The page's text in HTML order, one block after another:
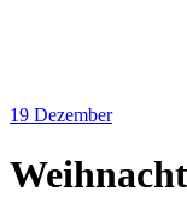
19 Dezember